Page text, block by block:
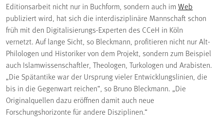
Editionsarbeit nicht nur in Buchform, sondern auch im Web
publiziert wird, hat sich die interdisziplinäre Mannschaft schon
früh mit den Digitalisierungs-Experten des CCeH in Köln
vernetzt. Auf lange Sicht, so Bleckmann, profitieren nicht nur Alt-
Philologen und Historiker von dem Projekt, sondern zum Beispiel
auch Islamwissenschaftler, Theologen, Turkologen und Arabisten.
„Die Spätantike war der Ursprung vieler Entwicklungslinien, die
bis in die Gegenwart reichen“, so Bruno Bleckmann. „Die
Originalquellen dazu eröffnen damit auch neue
Forschungshorizonte für andere Disziplinen.“